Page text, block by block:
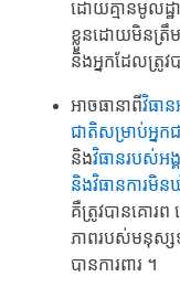
ដោយគ្មានមូលដ្ឋ
ខ្លួន​ដោយមិនត្រឹ
និងអ្នកដែល​ត្រូ
អាចធានាពី​វិធា
ជាតិ​សម្រាប់​អ្នក
និង​វិធាន​របស់​អង្
និងវិធានការ​មិន
គឺត្រូវបាន​គោរព​
ភាព​របស់មនុស្ស​
បាន​ការពារ ។​